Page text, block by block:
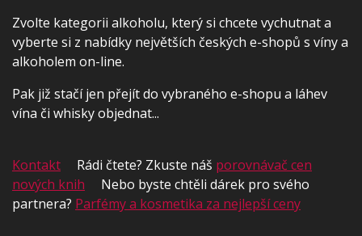
Zvolte kategorii alkoholu, který si chcete vychutnat a
vyberte si z nabídky největších českých e-shopů s víny a
alkoholem on-line.
Pak již stačí jen přejít do vybraného e-shopu a láhev
vína či whisky objednat...
Kontakt Rádi čtete? Zkuste náš porovnávač cen
nových knih
Nebo byste chtěli dárek pro svého
partnera? Parfémy a kosmetika za nejlepší ceny